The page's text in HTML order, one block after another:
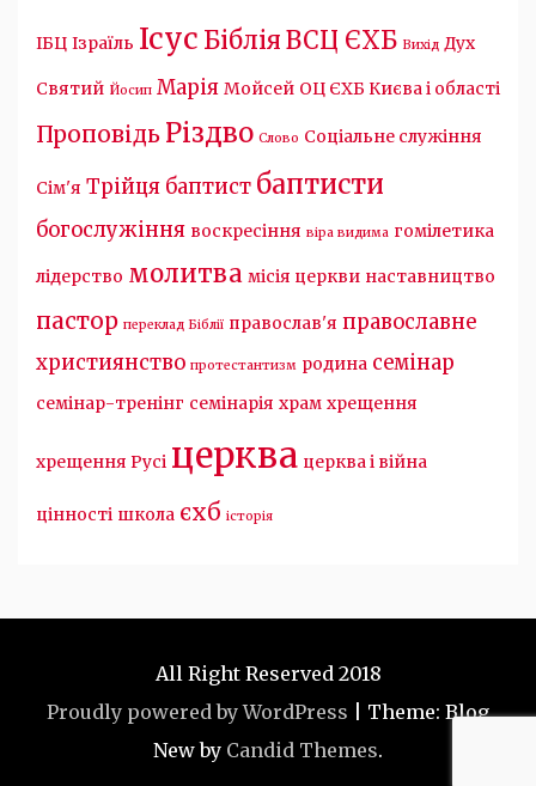
ІБЦ Ізраїль Ісус БібліяВСЦ ЄХБ Вихід Дух
Святий Йосип Марія Мойсей ОЦ ЄХБ Києва і області
Проповідь Різдво Слово Соціальне служіння
Сім'я Трійця баптист баптисти
богослужіння воскресіння віра видима гомілетика
лідерство молитва місія церкви наставництво
пастор переклад Біблії православ'я православне
християнство протестантизм родина семінар
семінар-тренінг семінарія храм хрещення
хрещення Русі церква церква і війна
цінності школа єхб історія
All Right Reserved 2018
Proudly powered by WordPress
Theme: Blog
New by Candid Themes.